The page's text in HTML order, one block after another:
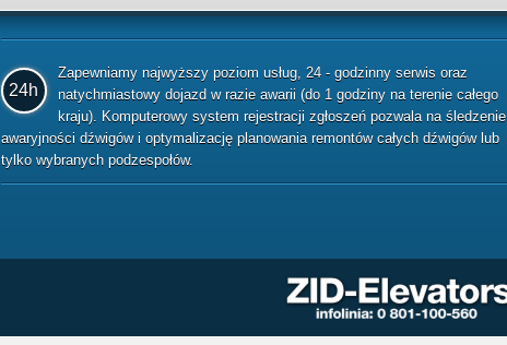
24h
Zapewniamy najwyższy poziom usług, 24 - godzinny serwis oraz
natychmiastowy dojazd w razie awarii (do 1 godziny na terenie całego
kraju). Komputerowy system rejestracji zgłoszeń pozwala na śledzenie
awaryjności dźwigów i optymalizację planowania remontów całych dźwigów lub
tylko wybranych podzespołów.